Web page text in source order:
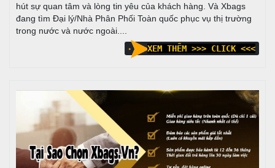
hút sự quan tâm và lòng tin yêu của khách hàng. Và Xbags
đang tìm Đại lý/Nhà Phân Phối Toàn quốc phục vụ thị trường
trong nước và nước ngoài....
XEM THÊM >>> CLICK <<<